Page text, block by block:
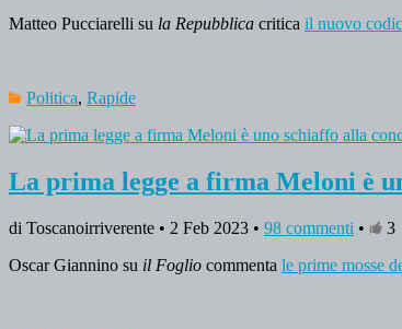
Matteo Pucciarelli su la Repubblica critica il nuovo
Politica, Rapide
La prima legge a firma Meloni è
di Toscanoirriverente • 2 Feb 2023 • 98 commenti •
3
Oscar Giannino su il Foglio commenta le prime mosse